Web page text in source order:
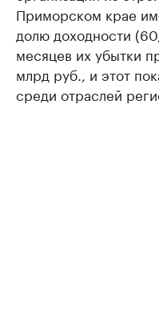
Приморском крае
долю доходности
месяцев их убытки
млрд руб., и этот
среди отраслей